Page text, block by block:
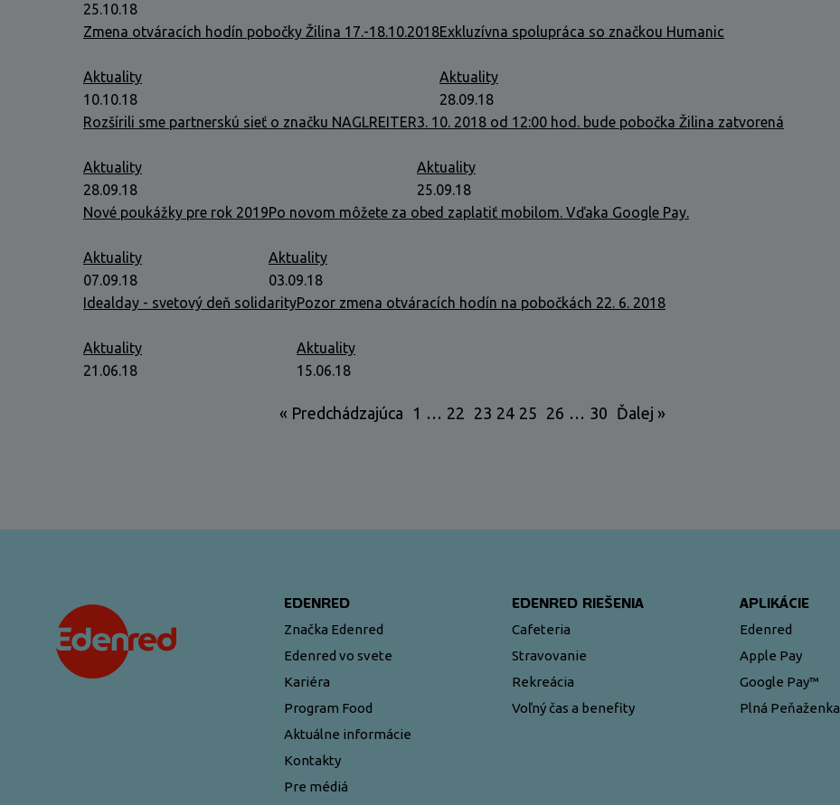
25.10.18
Zmena otváracích hodín pobočky Žilina 17.-18.10.2018
Aktuality
10.10.18
Exkluzívna spolupráca so značkou Humanic
Aktuality
28.09.18
Rozšírili sme partnerskú sieť o značku NAGLREITER
Aktuality
28.09.18
3. 10. 2018 od 12:00 hod. bude pobočka Žilina zatvorená
Aktuality
25.09.18
Nové poukážky pre rok 2019
Aktuality
07.09.18
Po novom môžete za obed zaplatiť mobilom. Vďaka Google Pay.
Aktuality
03.09.18
Idealday - svetový deň solidarity
Aktuality
21.06.18
Pozor zmena otváracích hodín na pobočkách 22. 6. 2018
Aktuality
15.06.18
« Predchádzajúca 1 … 22 23 24 25 26 … 30 Ďalej »
EDENRED
Značka Edenred
Edenred vo svete
Kariéra
Program Food
Aktuálne informácie
Kontakty
Pre médiá
EDENRED RIEŠENIA
Cafeteria
Stravovanie
Rekreácia
Voľný čas a benefity
APLIKÁCIE
Edenred
Apple Pay
Google Pay™
Plná Peňaženka